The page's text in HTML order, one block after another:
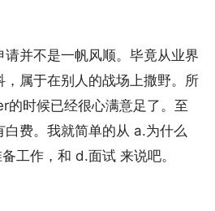
并不是一帆风顺。毕竟从业界
属于在别人的战场上撒野。所
的时候已经很心满意足了。至
白费。我就简单的从 a.为什么
工作，和 d.面试 来说吧。